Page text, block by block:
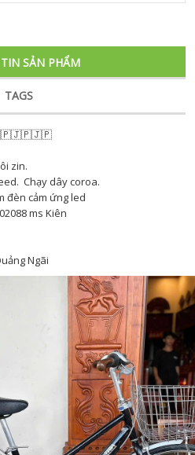
SẢN PHẨM
TAGS
🇯🇵🇯🇵🇯🇵
zin.
Chạy dây coroa.
đèn cảm ứng led
ms Kiên
Ngãi